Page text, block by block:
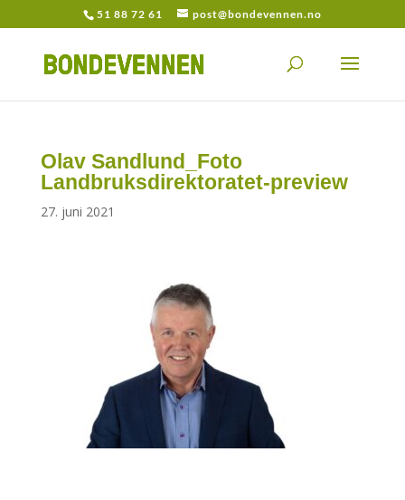
51 88 72 61 post@bondevennen.no
Olav Sandlund_Foto
Landbruksdirektoratet-preview
27. juni 2021